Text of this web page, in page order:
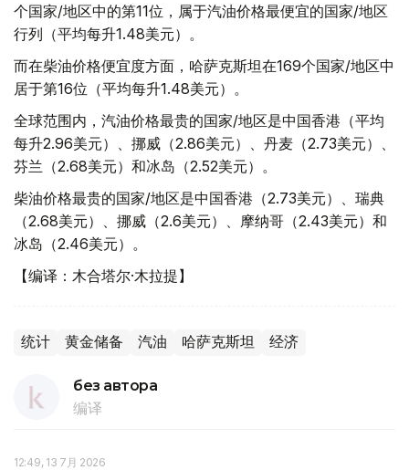
个国家/地区中的第11位，属于汽油价格最便宜的国家/地区
行列（平均每升1.48美元）。
而在柴油价格便宜度方面，哈萨克斯坦在169个国家/地区中
居于第16位（平均每升1.48美元）。
全球范围内，汽油价格最贵的国家/地区是中国香港（平均
每升2.96美元）、挪威（2.86美元）、丹麦（2.73美元）、
芬兰（2.68美元）和冰岛（2.52美元）。
柴油价格最贵的国家/地区是中国香港（2.73美元）、瑞典
（2.68美元）、挪威（2.6美元）、摩纳哥（2.43美元）和
冰岛（2.46美元）。
【编译：木合塔尔·木拉提】
统计 黄金储备 汽油 哈萨克斯坦 经济
без автора
编译
12:49, 13 7月 2026